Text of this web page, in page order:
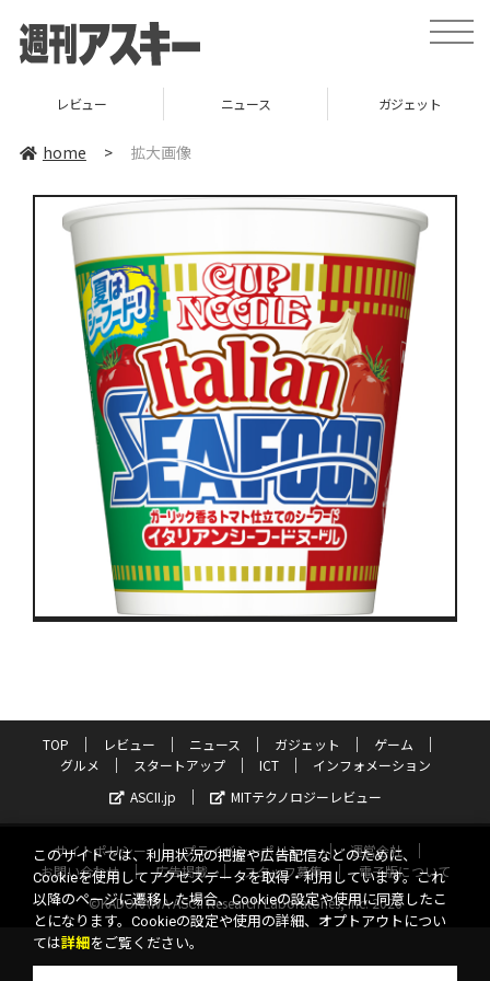
toggle
レビュー ニュース ガジェット
home > 拡大画像
TOP レビュー ニュース ガジェット
ゲーム
グルメ
スタートアップ ICT
インフォメーション
ASCII.jp
MITテクノロジーレビュー
サイトポリシー プライバシーポリシー
運営会社
お問い合わせ
広告掲載 スタッフ募集
電子版について
©KADOKAWA ASCII Research Laboratories, Inc. 2026
このサイトでは、利用状況の把握や広告配信などのために、
Cookieを使用してアクセスデータを取得・利用しています。これ
以降のページに遷移した場合、Cookieの設定や使用に同意したこ
とになります。Cookieの設定や使用の詳細、オプトアウトについ
ては詳細 をご覧ください。